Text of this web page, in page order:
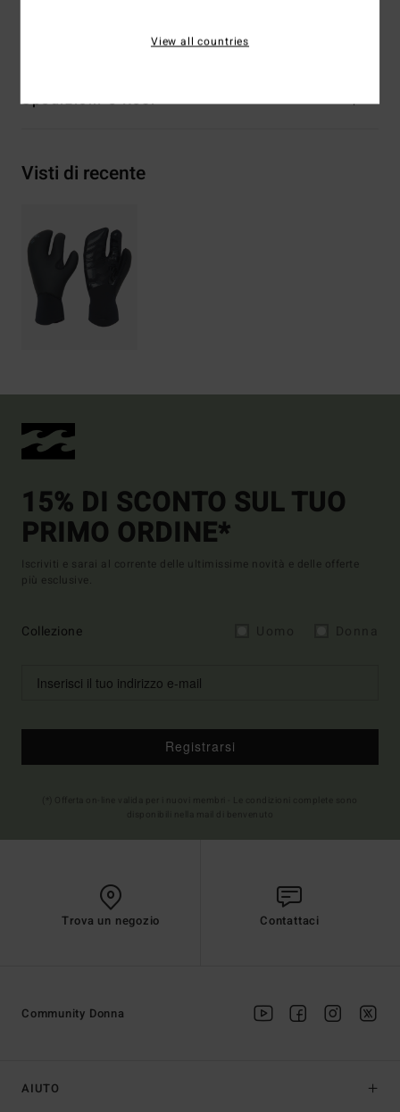
Spedizioni e Resi
Visti di recente
15% DI SCONTO SUL TUO
PRIMO ORDINE*
Iscriviti e sarai al corrente delle ultimissime novità e delle offerte
più esclusive.
Collezione
Registrarsi
Trova un negozio Contattaci
AIUTO
Community Donna
View all countries